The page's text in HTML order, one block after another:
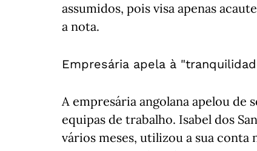
assumidos, pois visa apenas
a nota.
Empresária apela à
A empresária angolana apelou de
equipas de trabalho. Isabel dos
vários meses, utilizou a sua